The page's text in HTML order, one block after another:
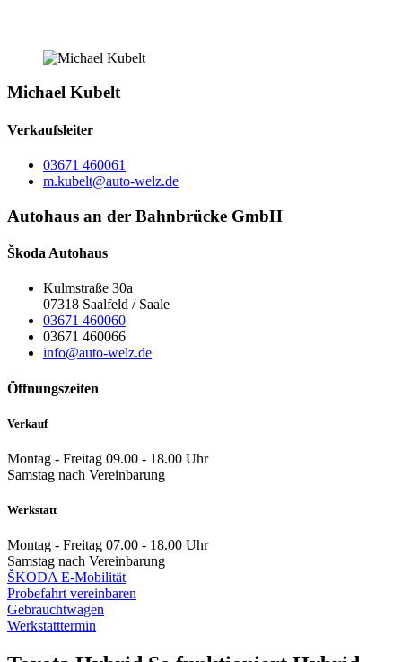
Michael Kubelt
Verkaufsleiter
03671 460061
m.kubelt@auto-welz.de
Autohaus an der Bahnbrücke GmbH
Škoda Autohaus
Kulmstraße 30a
07318 Saalfeld / Saale
03671 460060
03671 460066
info@auto-welz.de
Öffnungszeiten
Verkauf
Montag - Freitag 09.00 - 18.00 Uhr
Samstag nach Vereinbarung
Werkstatt
Montag - Freitag 07.00 - 18.00 Uhr
Samstag nach Vereinbarung
ŠKODA E-Mobilität
Probefahrt vereinbaren
Gebrauchtwagen
Werkstatttermin